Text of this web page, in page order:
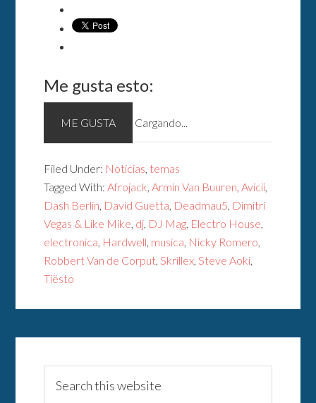
Me gusta esto:
ME GUSTA Cargando...
Filed Under: Noticias temas
Tagged With: Afrojack Armin Van Buuren Avicii
Dash Berlin David Guetta Deadmau5 Dimitri
Vegas & Like Mike dj DJ Mag Electro House
electronica Hardwell musica Nicky Romero
Robbert Van de Corput Skrillex Steve Aoki
Tiësto